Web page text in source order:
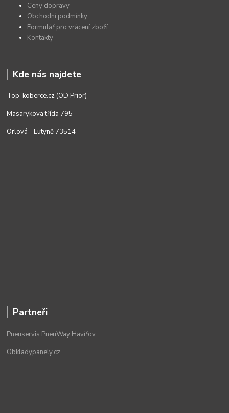
Ceny dopravy
Obchodní podmínky
Formulář pro vrácení zboží
Kontakty
Kde nás najdete
Top-koberce.cz (OD Prior)
Masarykova třída 795
Orlová - Lutyně 73514
Partneři
Pneuservis PneuWay Havířov
Obkladypanely.cz